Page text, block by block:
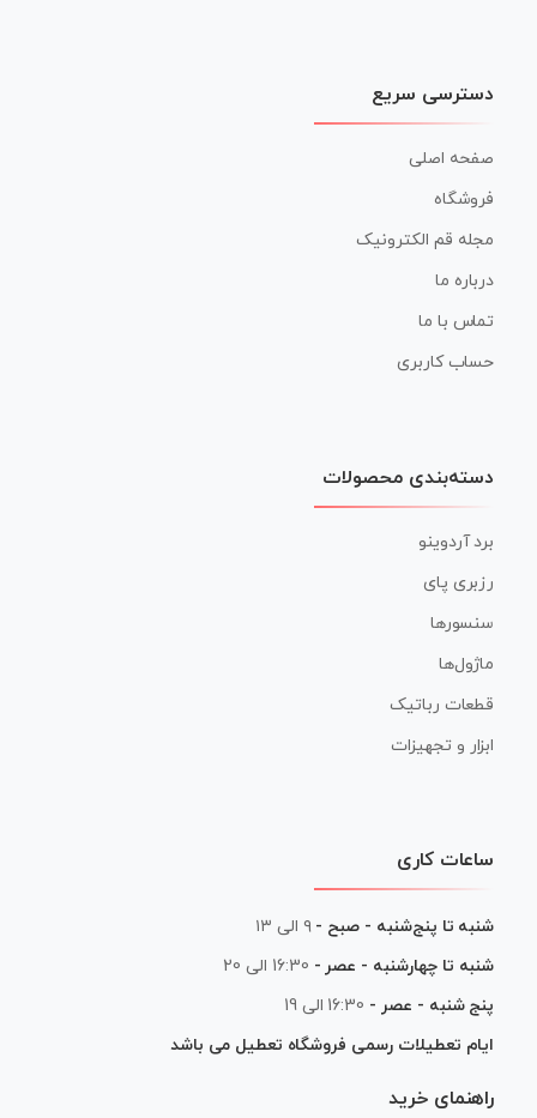
دسترسی سریع
صفحه اصلی
فروشگاه
مجله قم الکترونیک
درباره ما
تماس با ما
حساب کاربری
دسته‌بندی محصولات
برد آردوینو
رزبری پای
سنسورها
ماژول‌ها
قطعات رباتیک
ابزار و تجهیزات
ساعات کاری
شنبه تا پنج‌شنبه - صبح - ۹ الی ۱۳
شنبه تا چهارشنبه - عصر - 16:30 الی 20
پنج شنبه - عصر - 16:30 الی 19
ایام تعطیلات رسمی فروشگاه تعطیل می باشد
راهنمای خرید